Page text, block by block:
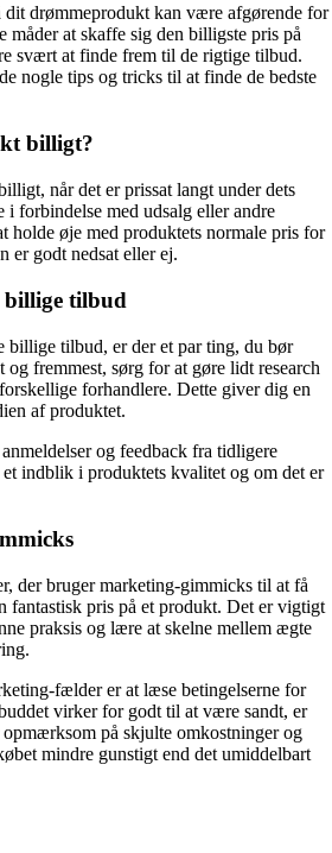
dit drømmeprodukt kan være afgørende for
måder at skaffe sig den billigste pris på
svært at finde frem til de rigtige tilbud.
nogle tips og tricks til at finde de bedste
billigt?
når det er prissat langt under dets
i forbindelse med udsalg eller andre
holde øje med produktets normale pris for
er godt nedsat eller ej.
tilbud
billige tilbud, er der et par ting, du bør
fremmest, sørg for at gøre lidt research
forhandlere. Dette giver dig en
af produktet.
og feedback fra tidligere
indblik i produktets kvalitet og om det er
der bruger marketing-gimmicks til at få
fantastisk pris på et produkt. Det er vigtigt
praksis og lære at skelne mellem ægte
fælder er at læse betingelserne for
virker for godt til at være sandt, er
på skjulte omkostninger og
mindre gunstigt end det umiddelbart